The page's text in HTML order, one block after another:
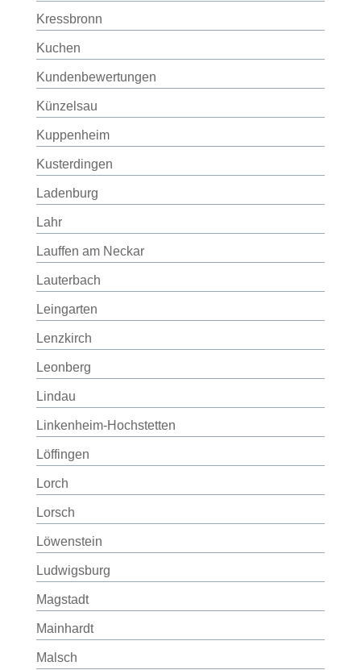
Kressbronn
Kuchen
Kundenbewertungen
Künzelsau
Kuppenheim
Kusterdingen
Ladenburg
Lahr
Lauffen am Neckar
Lauterbach
Leingarten
Lenzkirch
Leonberg
Lindau
Linkenheim-Hochstetten
Löffingen
Lorch
Lorsch
Löwenstein
Ludwigsburg
Magstadt
Mainhardt
Malsch